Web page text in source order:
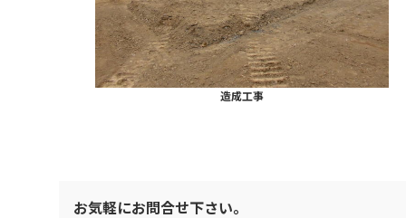
造成工事
お気軽にお問合せ下さい。